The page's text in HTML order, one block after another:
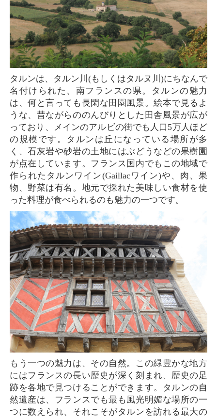
タルンは、タルン川(もしくはタルヌ川)にちなんで
名付けられた、南フランスの県。タルンの魅力
は、何と言っても長閑な田園風景。絵本で見るよ
うな、昔ながらののんびりとした田舎風景が広が
っており、メインのアルビの街でも人口5万人ほど
の規模です。タルンは丘になっている場所が多
く、石灰岩や砂岩の土地にはぶどうなどの果樹園
が点在しています。フランス国内でもこの地域で
作られたタルンワイン(Gaillacワイン)や、肉、果
物、野菜は有名。地元で採れた美味しい食材を使
った料理が食べられるのも魅力の一つです。
もう一つの魅力は、その自然。この緑豊かな地方
にはフランスの長い歴史が深く刻まれ、歴史の足
跡を各地で見つけることができます。タルンの自
然遺産は、フランスでも最も風光明媚な場所の一
つに数えられ、それこそがタルンを訪れる最大の